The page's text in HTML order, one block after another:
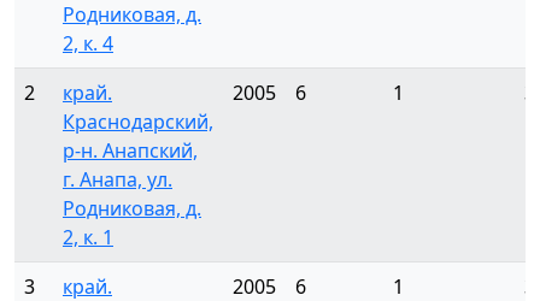
Родниковая, д.
2, к. 4
2
край.
Краснодарский,
р-н. Анапский,
г. Анапа, ул.
Родниковая, д.
2, к. 1
2005 6 1
3
край.
2005 6 1